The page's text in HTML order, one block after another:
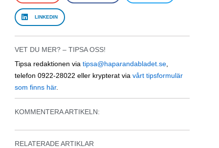
LINKEDIN
VET DU MER? – TIPSA OSS!
Tipsa redaktionen via tipsa@haparandabladet.se
telefon 0922-28022 eller krypterat via vårt tipsformulär
som finns här.
KOMMENTERA ARTIKELN:
RELATERADE ARTIKLAR